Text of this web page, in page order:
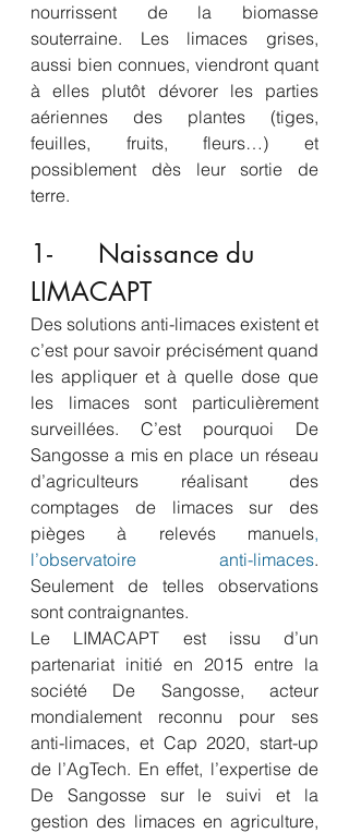
nourrissent de la biomasse
souterraine. Les limaces grises,
aussi bien connues, viendront quant
à elles plutôt dévorer les parties
aériennes des plantes (tiges,
feuilles, fruits, fleurs…) et
possiblement dès leur sortie de
terre.
1-      Naissance du
LIMACAPT
Des solutions anti-limaces existent et
c’est pour savoir précisément quand
les appliquer et à quelle dose que
les limaces sont particulièrement
surveillées. C’est pourquoi De
Sangosse a mis en place un réseau
d’agriculteurs réalisant des
comptages de limaces sur des
pièges à relevés manuels,
l’observatoire anti-limaces.
Seulement de telles observations
sont contraignantes.
Le LIMACAPT est issu d’un
partenariat initié en 2015 entre la
société De Sangosse, acteur
mondialement reconnu pour ses
anti-limaces, et Cap 2020, start-up
de l’AgTech. En effet, l’expertise de
De Sangosse sur le suivi et la
gestion des limaces en agriculture,